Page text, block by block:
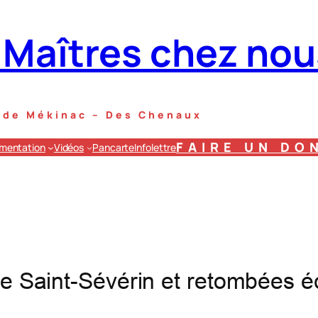
chez
Mékinac – Des Chenaux
Vidéos PancarteInfolettreFAIRE UN DON
Saint-Sévérin et retombées